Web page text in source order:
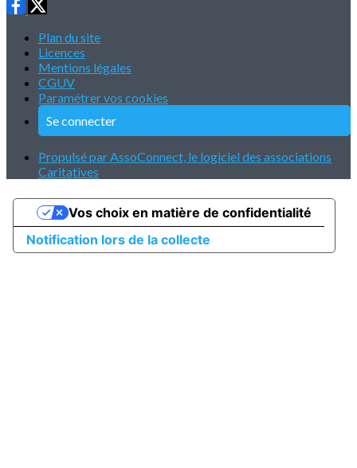
Plan du site
Licences
Mentions légales
CGUV
Paramétrer vos cookies
Se connecter
Propulsé par AssoConnect, le logiciel des associations
Caritatives
Notification lors de la collecte
Vos choix en matière de confidentialité